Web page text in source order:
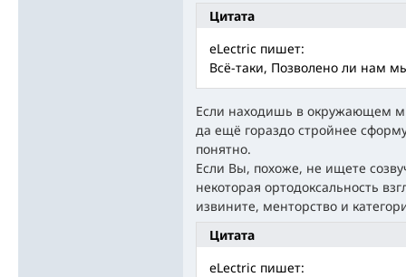
Цитата
eLectric пишет:
Всё-таки, Позволено ли нам
Если находишь в окружающем
да ещё гораздо стройнее
понятно.
Если Вы, похоже, не ищете
некоторая ортодоксальность
извините, менторство и
Цитата
eLectric пишет: